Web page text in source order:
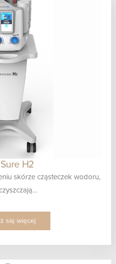
H2
skórze cząsteczek wodoru,
się więcej